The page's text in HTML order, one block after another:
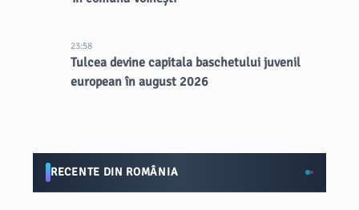
23:58
Tulcea devine capitala baschetului juvenil
european în august 2026
RECENTE DIN ROMÂNIA